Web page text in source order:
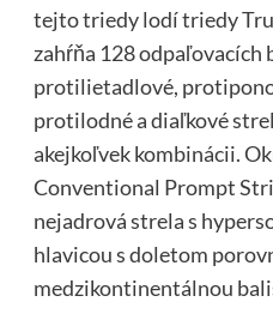
tejto triedy lodí triedy
zahŕňa 128 odpaľovacích
protilietadlové,
protilodné a diaľkové
akejkoľvek kombinácii.
Conventional Prompt
nejadrová strela s
hlavicou s doletom
medzikontinentálnou